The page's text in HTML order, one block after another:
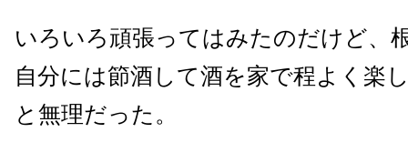
いろいろ頑張ってはみたのだけど、
自分には節酒して酒を家で程よく楽
と無理だった。